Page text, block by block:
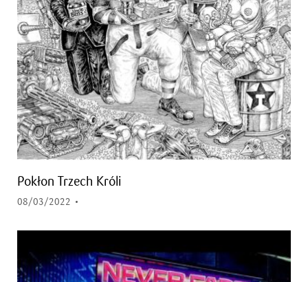
Pokłon Trzech Króli
08/03/2022